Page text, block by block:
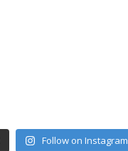
Follow on Instagram